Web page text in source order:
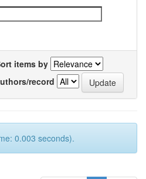
items by
record
0.003 seconds).